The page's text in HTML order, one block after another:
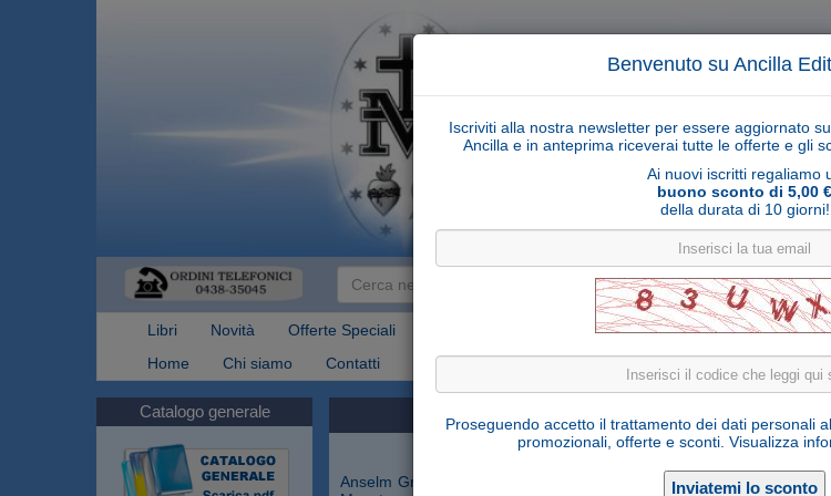
Benvenuto su Ancilla
Iscriviti alla nostra newsletter per essere aggiornato
Ancilla e in anteprima riceverai tutte le offerte e gli
Ai nuovi iscritti regaliamo
buono sconto di 5,00 €
della durata di 10 giorni!
Proseguendo accetto il trattamento dei dati personali
promozionali, offerte e sconti. Visualizza
Cerca
Libri Novità Offerte Speciali Collane libri
Articoli religiosi
Home
Chi siamo Contatti Spedizioni
Catalogo generale Anselm Grun
Anselm Grun, 1945, dottore in teologia e monaco benedettino, è